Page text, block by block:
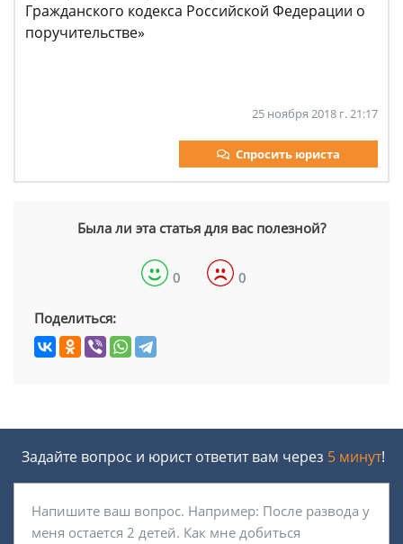
Гражданского кодекса Российской Федерации о
поручительстве»
25 ноября 2018 г. 21:17
Спросить юриста
Была ли эта статья для вас полезной?
0 0
Поделиться:
Задайте вопрос и юрист ответит вам через 5 минут!